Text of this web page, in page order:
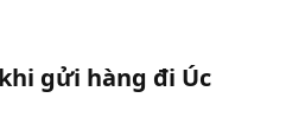
gửi hàng đi Úc